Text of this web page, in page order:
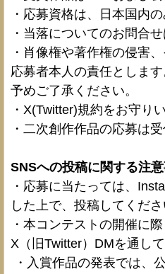
・応募資格は、日本国内
・当落についてのお問合
・肖像権や著作権の侵害
応募者本人の責任としま
予めご了承ください。
・X(Twitter)規約をお守り
・二次創作作品の応募は
SNSへの投稿に関する注
・応募に当たっては、
した上で、投稿してくださ
・本コンテストの開催に
X（旧Twitter）DMを通し